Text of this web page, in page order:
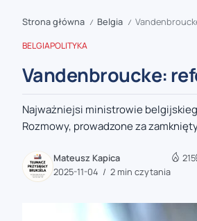
zaobserwuj nas
zaobserwuj nas
Strona główna / Belgia /
BELGIAPOLITYKA
Vandenbroucke:
Najważniejsi ministrowie
Rozmowy, prowadzone za
Mateusz Kapica
2025-11-04
2 min czytania
215